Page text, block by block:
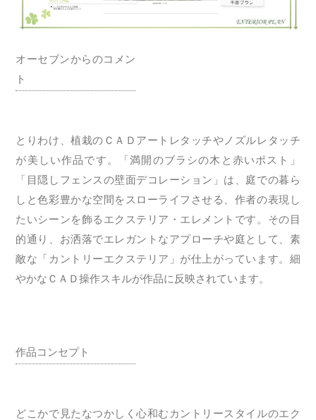
オーセブンからのコメン
ト
とりわけ、植栽のＣＡＤアートレタッチやノズルレタッチ
が美しい作品です。「満開のブラシの木と赤いポスト」
「目隠しフェンスの壁面デコレーション」は、庭での暮ら
しと色彩豊かな空間をスローライフさせる、作者の表現し
たいシーンを飾るエクステリア・エレメントです。その目
的通り、お洒落でエレガントなアプローチや庭として、素
敵な「カントリーエクステリア」が仕上がっています。細
やかなＣＡＤ操作スキルが作品に反映されています。
作品コンセプト
どこかで見たなつかしく心和むカントリースタイルのエク